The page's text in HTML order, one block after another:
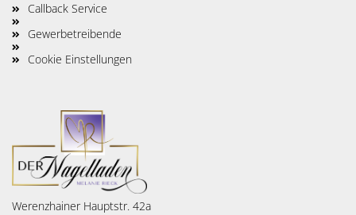
Callback Service
Gewerbetreibende
Cookie Einstellungen
Werenzhainer Hauptstr. 42a